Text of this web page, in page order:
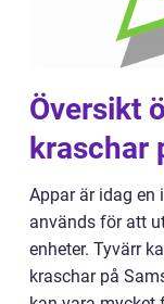
Översikt
kraschar
Appar är idag en
används för att
enheter. Tyvärr
kraschar på